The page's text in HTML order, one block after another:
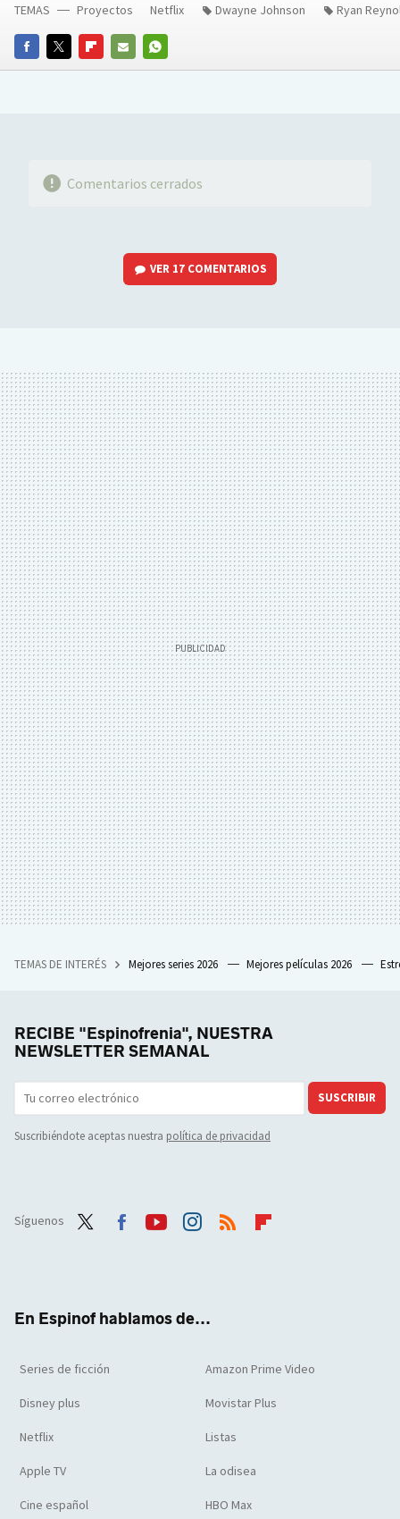
FACEBOOKTWITTERFLIPBOARD
E-
WHATSAPP
TEMAS Proyectos Netflix Dwayne Johnson Ryan
Comentarios cerrados
VER 17 COMENTARIOS
TEMAS DE INTERÉS Mejores series 2026 Mejores películas 2026
RECIBE "Espinofrenia", NUESTRA
NEWSLETTER SEMANAL
SUSCRIBIR
Suscribiéndote aceptas nuestra política de privacidad
Síguenos
En Espinof hablamos de...
Series de ficción Amazon Prime Video
Disney plus Movistar Plus
Netflix Listas
Apple TV La odisea
Cine español HBO Max